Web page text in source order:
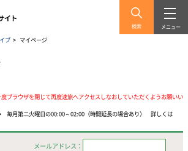
検索 メニュー
ブ > マイページ
ブラウザを閉じて再度速旅へアクセスしなおしていただくようお願いい
月第二火曜日の00:00～02:00（時間延長の場合あり） 詳しくは
メールアドレス：